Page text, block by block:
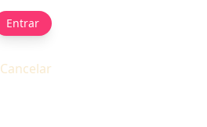
Entrar
Cancelar